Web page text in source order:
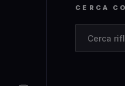
CERCA